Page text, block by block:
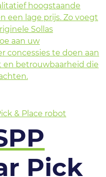
hoogstaande
een lage prijs. Zo voegt
Sollas
aan uw
concessies te doen aan
betrouwbaarheid die
Pick